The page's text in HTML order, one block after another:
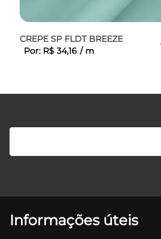
CREPE SP FLDT BREEZE
Por: R$ 34,16 / m
Informações úteis